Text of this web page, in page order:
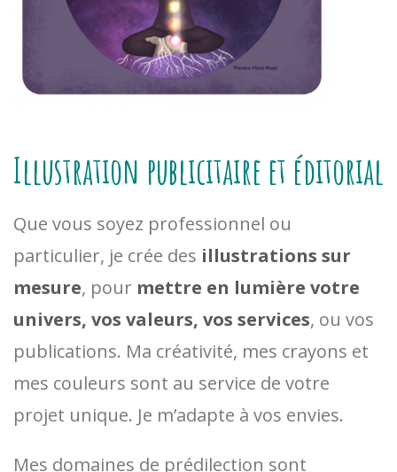
Illustration publicitaire et éditorial
Que vous soyez professionnel ou
particulier, je crée des illustrations sur
mesure, pour mettre en lumière votre
univers, vos valeurs, vos services, ou vos
publications. Ma créativité, mes crayons et
mes couleurs sont au service de votre
projet unique. Je m’adapte à vos envies.
Mes domaines de prédilection sont